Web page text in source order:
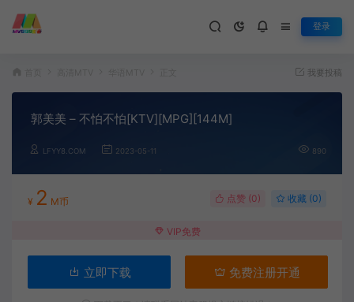
登录
我要投稿
郭美美 – 不怕不怕[KTV][MPG][144M]
LFYY8.COM 2023-05-11 890
¥ 2 M币 点赞 (0) 收藏 (0)
VIP免费
立即下载 免费注册开通